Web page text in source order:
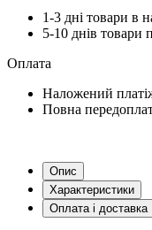
1-3 дні товари в
5-10 днів товари
Оплата
Наложений
Повна
Опис
Характеристики
Оплата і доставка